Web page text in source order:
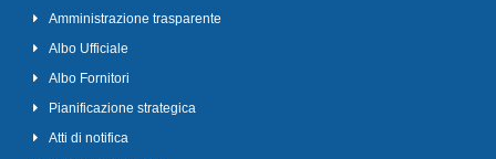
Amministrazione trasparente
Albo Ufficiale
Albo Fornitori
Pianificazione strategica
Atti di notifica